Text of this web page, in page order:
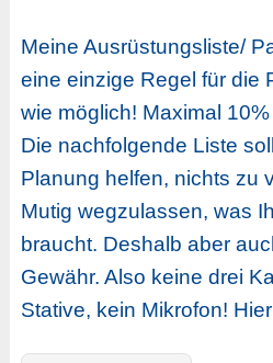
Meine Ausrüstungsliste/
eine einzige Regel für die
wie möglich! Maximal
Die nachfolgende Liste
Planung helfen, nichts zu
Mutig wegzulassen, was
braucht. Deshalb aber
Gewähr. Also keine drei
Stative, kein Mikrofon!